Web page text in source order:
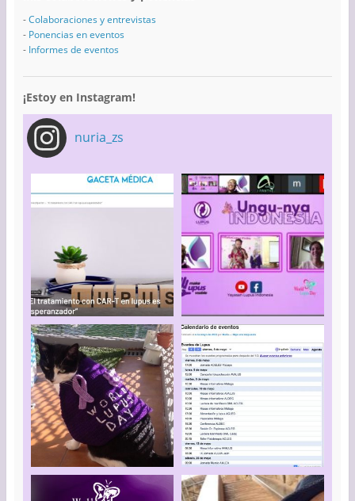
-Colaboraciones y entrevistas
- Ponencias en eventos
- Informes de eventos
¡Estoy en Instagram!
nuria_zs